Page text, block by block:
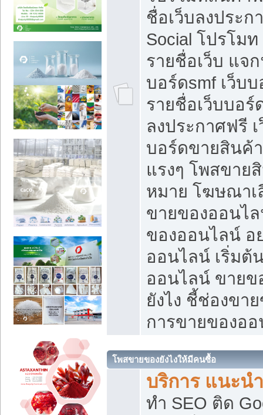
ชื่อเว็บลงประ
Social โปรโม
รายชื่อเว็บ แจ
บอร์ดsmf เว็บ
รายชื่อเว็บบอ
ลงประกาศฟรี
บอร์ดขายสินค้
แรงๆ โพสขาย
หมาย โฆษณาเ
ขายของออนไ
ของออนไลน์ อ
ออนไลน์ เริ่มต้
ออนไลน์ ขายข
ยังไง ชี้ช่องขา
การขายของอ
โพสขายของยังไงให้มีคนซื้อ
บริการ แนะน
ทำ SEO ติด